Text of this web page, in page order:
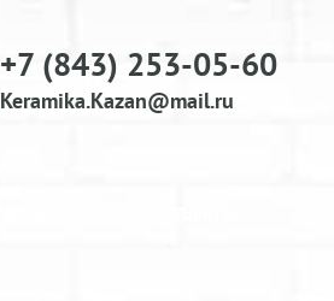
+7 (843) 253-05-60
Keramika.Kazan@mail.ru